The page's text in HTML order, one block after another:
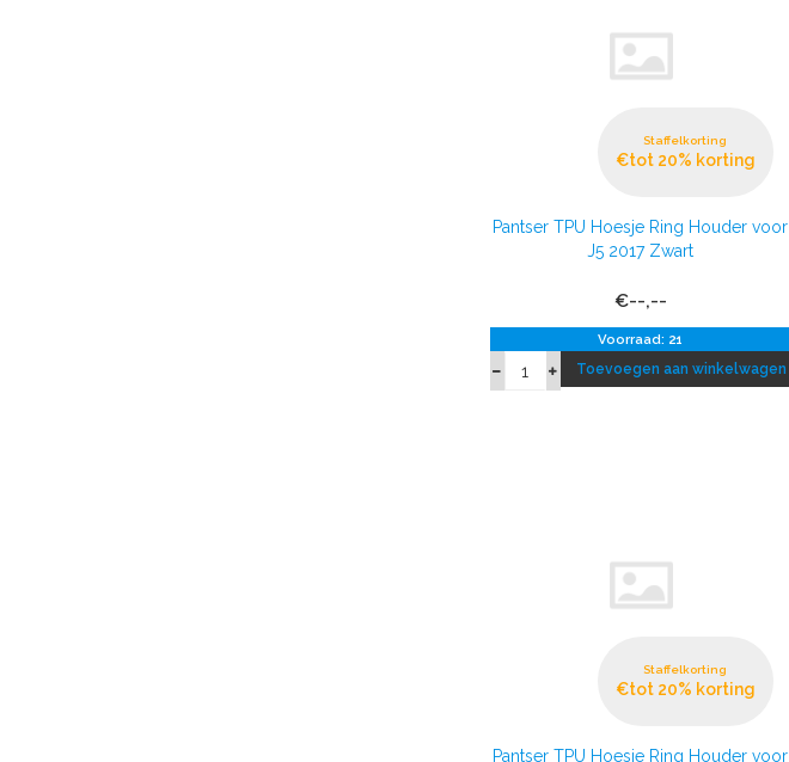
Staffelkorting
€tot 20% korting
Pantser TPU Hoesje Ring Houder voor
J5 2017 Zwart
€--,--
Voorraad: 21
Toevoegen aan winkelwagen
Staffelkorting
€tot 20% korting
Pantser TPU Hoesje Ring Houder voor